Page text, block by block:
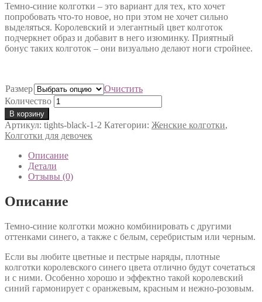
Темно-синие колготки – это вариант для тех, кто хочет
попробовать что-то новое, но при этом не хочет сильно
выделяться. Королевский и элегантный цвет колготок
подчеркнет образ и добавит в него изюминку. Приятный
бонус таких колготок – они визуально делают ноги стройнее.
Размер
Очистить
Количество
В корзину
Артикул: tights-black-1-2 Категории: Женские колготки,
Колготки для девочек
Описание
Детали
Отзывы (0)
Описание
Темно-синие колготки можно комбинировать с другими
оттенками синего, а также с белым, серебристым или черным.
Если вы любите цветные и пестрые наряды, плотные
колготки королевского синего цвета отлично будут сочетаться
и с ними. Особенно хорошо и эффектно такой королевский
синий гармонирует с оранжевым, красным и нежно-розовым.